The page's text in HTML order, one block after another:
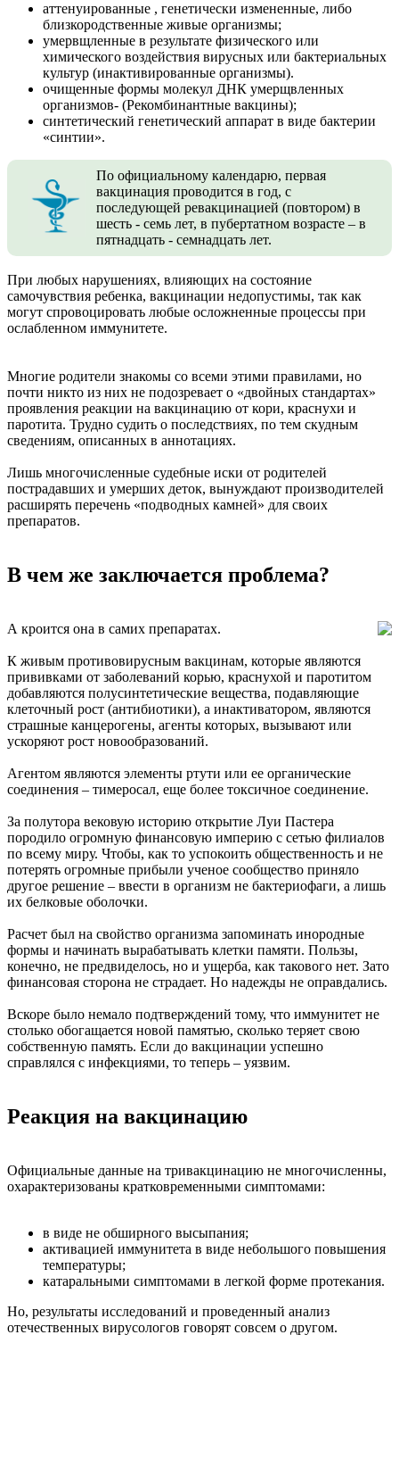
аттенуированные , генетически измененные, либо
близкородственные живые организмы;
умервщленные в результате физического или
химического воздействия вирусных или бактериальных
культур (инактивированные организмы).
очищенные формы молекул ДНК умерщвленных
организмов- (Рекомбинантные вакцины);
синтетический генетический аппарат в виде бактерии
«синтии».
По официальному календарю, первая
вакцинация проводится в год, с
последующей ревакцинацией (повтором) в
шесть - семь лет, в пубертатном возрасте – в
пятнадцать - семнадцать лет.
При любых нарушениях, влияющих на состояние
самочувствия ребенка, вакцинации недопустимы, так как
могут спровоцировать любые осложненные процессы при
ослабленном иммунитете.
Многие родители знакомы со всеми этими правилами, но
почти никто из них не подозревает о «двойных стандартах»
проявления реакции на вакцинацию от кори, краснухи и
паротита. Трудно судить о последствиях, по тем скудным
сведениям, описанных в аннотациях.
Лишь многочисленные судебные иски от родителей
пострадавших и умерших деток, вынуждают производителей
расширять перечень «подводных камней» для своих
препаратов.
В чем же заключается проблема?
А кроится она в самих препаратах.
К живым противовирусным вакцинам, которые являются
прививками от заболеваний корью, краснухой и паротитом
добавляются полусинтетические вещества, подавляющие
клеточный рост (антибиотики), а инактиватором, являются
страшные канцерогены, агенты которых, вызывают или
ускоряют рост новообразований.
Агентом являются элементы ртути или ее органические
соединения – тимеросал, еще более токсичное соединение.
За полутора вековую историю открытие Луи Пастера
породило огромную финансовую империю с сетью филиалов
по всему миру. Чтобы, как то успокоить общественность и не
потерять огромные прибыли ученое сообщество приняло
другое решение – ввести в организм не бактериофаги, а лишь
их белковые оболочки.
Расчет был на свойство организма запоминать инородные
формы и начинать вырабатывать клетки памяти. Пользы,
конечно, не предвиделось, но и ущерба, как такового нет. Зато
финансовая сторона не страдает. Но надежды не оправдались.
Вскоре было немало подтверждений тому, что иммунитет не
столько обогащается новой памятью, сколько теряет свою
собственную память. Если до вакцинации успешно
справлялся с инфекциями, то теперь – уязвим.
Реакция на вакцинацию
Официальные данные на тривакцинацию не многочисленны,
охарактеризованы кратковременными симптомами:
в виде не обширного высыпания;
активацией иммунитета в виде небольшого повышения
температуры;
катаральными симптомами в легкой форме протекания.
Но, результаты исследований и проведенный анализ
отечественных вирусологов говорят совсем о другом.